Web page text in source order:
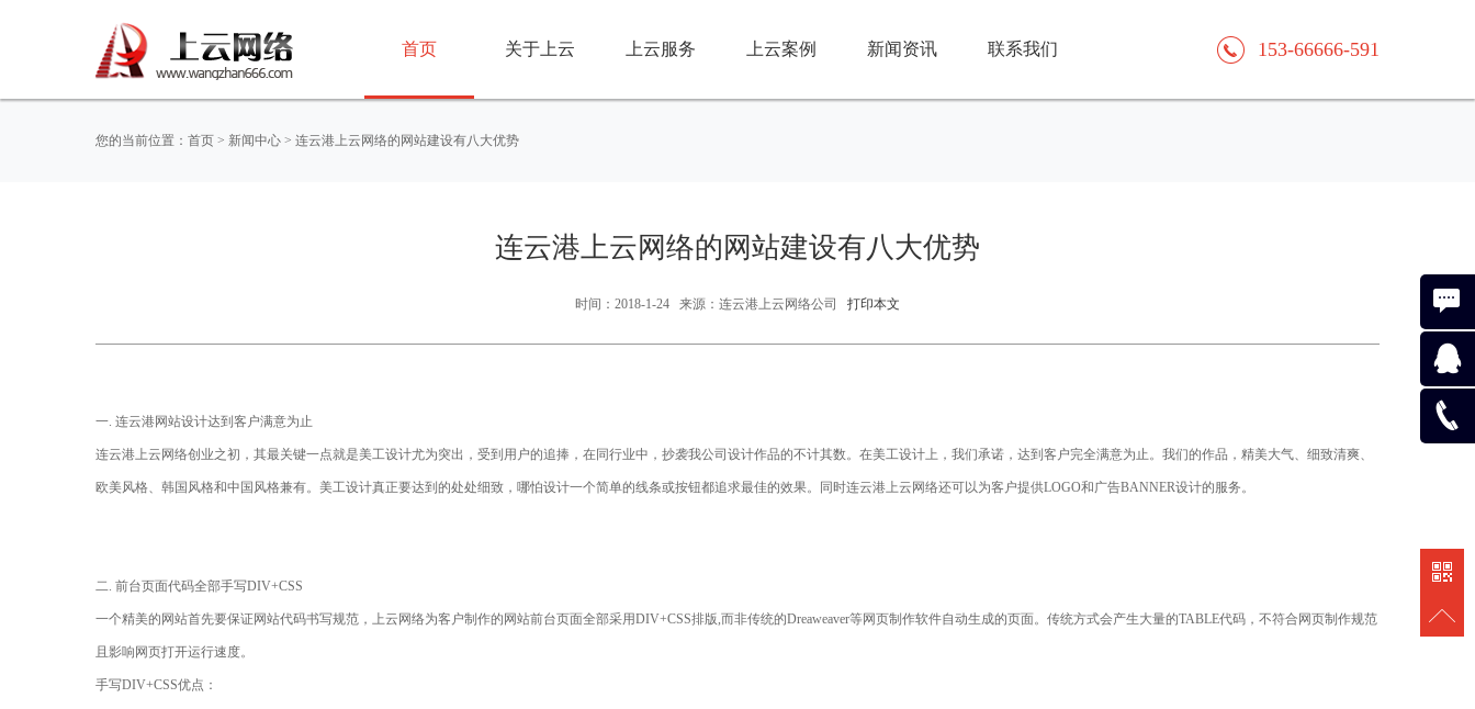
首页 关于上云 上云服务 上云案例 新闻资讯 联系我们 153-66666-591
您的当前位置： 首页 > 新闻中心 > 连云港上云网络的网站建设有八大优势
连云港上云网络的网站建设有八大优势
时间：2018-1-24 来源：连云港上云网络公司 打印本文
一. 连云港网站设计达到客户满意为止
连云港上云网络创业之初，其最关键一点就是美工设计尤为突出，受到用户的追捧，在同行业中，抄袭我公司设计作品的不计其数。在美工设计上，我们承诺，达到客户完全满意为止。我们的作品，精美大气、细致清爽、
欧美风格、韩国风格和中国风格兼有。美工设计真正要达到的处处细致，哪怕设计一个简单的线条或按钮都追求最佳的效果。同时连云港上云网络还可以为客户提供LOGO和广告BANNER设计的服务。
二. 前台页面代码全部手写DIV+CSS
一个精美的网站首先要保证网站代码书写规范，上云网络为客户制作的网站前台页面全部采用DIV+CSS排版,而非传统的Dreaweaver等网页制作软件自动生成的页面。传统方式会产生大量的TABLE代码，不符合网页制作规范
且影响网页打开运行速度。
手写DIV+CSS优点：
在线咨
询
在线咨